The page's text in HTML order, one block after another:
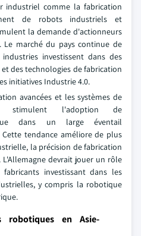
industriel comme la fabrication
de robots industriels et
la demande d'actionneurs
marché du pays continue de
investissent dans des
des technologies de fabrication
initiatives Industrie 4.0.
avancées et les systèmes de
stimulent l'adoption de
dans un large éventail
tendance améliore de plus
la précision de fabrication
devrait jouer un rôle
investissant dans les
y compris la robotique
robotiques en Asie-